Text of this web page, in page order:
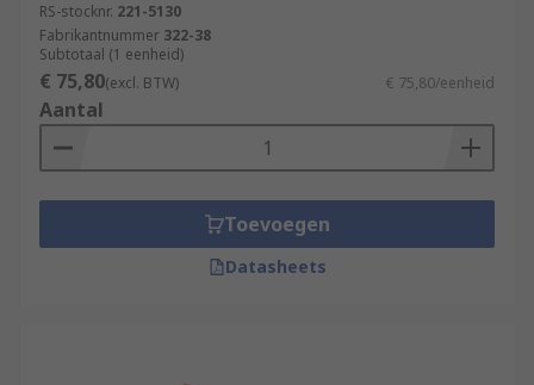
RS-stocknr. 221-5130
Fabrikantnummer 322-38
Subtotaal (1 eenheid)
€ 75,80(excl. BTW) € 75,80/eenheid
Aantal
Toevoegen
Datasheets